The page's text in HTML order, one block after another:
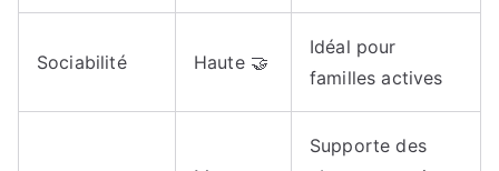
Sociabilité Haute 🤝
Idéal pour
familles actives
Supporte des